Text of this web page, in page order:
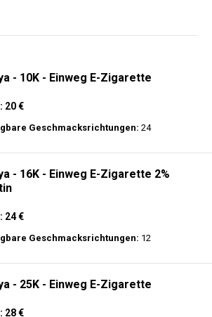
- 10K - Einweg E-Zigarette
20 €
Geschmacksrichtungen: 24
- 16K - Einweg E-Zigarette 2%
24 €
Geschmacksrichtungen: 12
- 25K - Einweg E-Zigarette
28 €